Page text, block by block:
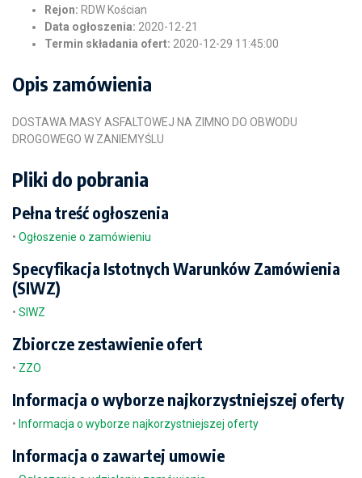
Rejon: RDW Kościan
Data ogłoszenia: 2020-12-21
Termin składania ofert: 2020-12-29 11:45:00
Opis zamówienia
DOSTAWA MASY ASFALTOWEJ NA ZIMNO DO OBWODU
DROGOWEGO W ZANIEMYŚLU
Pliki do pobrania
Pełna treść ogłoszenia
• Ogłoszenie o zamówieniu
Specyfikacja Istotnych Warunków Zamówienia
(SIWZ)
• SIWZ
Zbiorcze zestawienie ofert
• ZZO
Informacja o wyborze najkorzystniejszej oferty
• Informacja o wyborze najkorzystniejszej oferty
Informacja o zawartej umowie